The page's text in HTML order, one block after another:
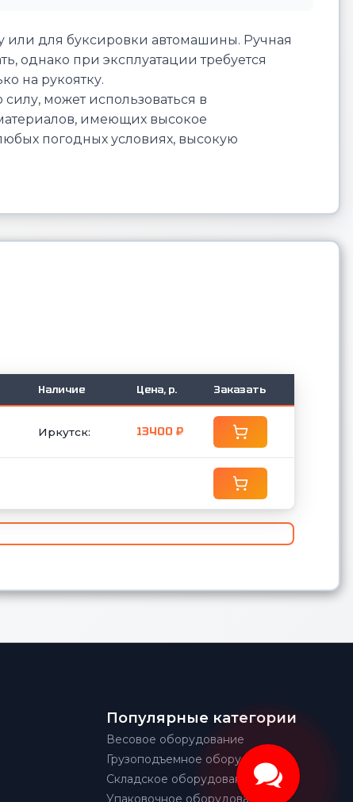
или для буксировки автомашины. Ручная
однако при эксплуатации требуется
на рукоятку.
может использоваться в
имеющих высокое
погодных условиях, высокую
Наличие Цена, р. Заказать
Иркутск: 13400 ₽
Популярные категории
Весовое оборудование
Грузоподъемное оборудование
Складское оборудование
Упаковочное оборудование